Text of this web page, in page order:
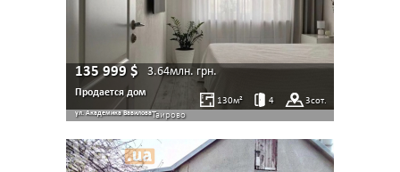
135 999 $ 3.64млн. грн.
130м² 4 3сот.
Продается дом
ул. Академика ВавиловаТаирово